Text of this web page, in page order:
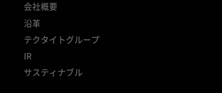
会社概要
沿革
テクタイトグループ
IR
サスティナブル